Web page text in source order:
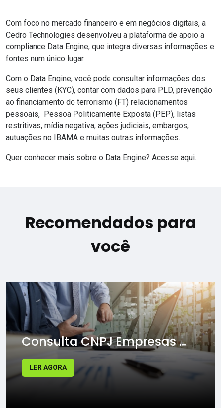
Com foco no mercado financeiro e em negócios digitais, a
Cedro Technologies desenvolveu a plataforma de apoio a
compliance Data Engine, que integra diversas informações e
fontes num único lugar.
Com o Data Engine, você pode consultar informações dos
seus clientes (KYC), contar com dados para PLD, prevenção
ao financiamento do terrorismo (FT) relacionamentos
pessoais, Pessoa Politicamente Exposta (PEP), listas
restritivas, mídia negativa, ações judiciais, embargos,
autuações no IBAMA e muitas outras informações.
Quer conhecer mais sobre o Data Engine? Acesse aqui.
Recomendados para
você
Consulta CNPJ Empresas ...
LER AGORA